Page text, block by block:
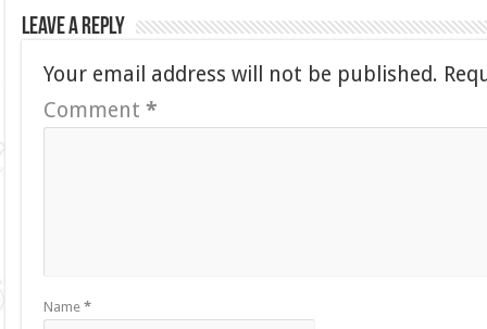
Leave a Reply
Your email address will not be published.
Comment*
Name*